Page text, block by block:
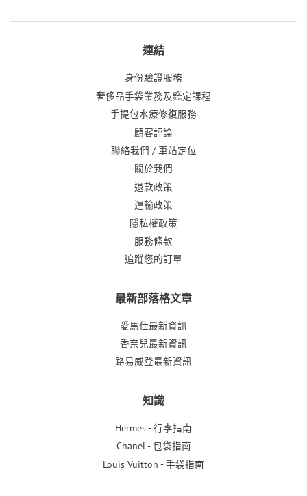
連結
身份驗證服務
奢侈品手袋業務及鑑定課程
手提包水療修復服務
顧客評論
聯絡我們 / 車站定位
關於我們
退款政策
運輸政策
隱私權政策
服務條款
追蹤您的訂單
最新部落格文章
愛馬仕最新資訊
香奈兒最新資訊
路易威登最新資訊
知識
Hermes - 行李指南
Chanel - 包袋指南
Louis Vuitton - 手袋指南